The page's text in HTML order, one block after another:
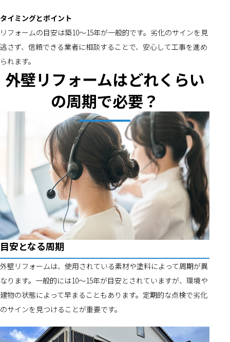
タイミングとポイント
リフォームの目安は築10～15年が一般的です。劣化のサインを見
逃さず、信頼できる業者に相談することで、安心して工事を進め
られます。
外壁リフォームはどれくらい
の周期で必要？
目安となる周期
外壁リフォームは、使用されている素材や塗料によって周期が異
なります。一般的には10～15年が目安とされていますが、環境や
建物の状態によって早まることもあります。定期的な点検で劣化
のサインを見つけることが重要です。